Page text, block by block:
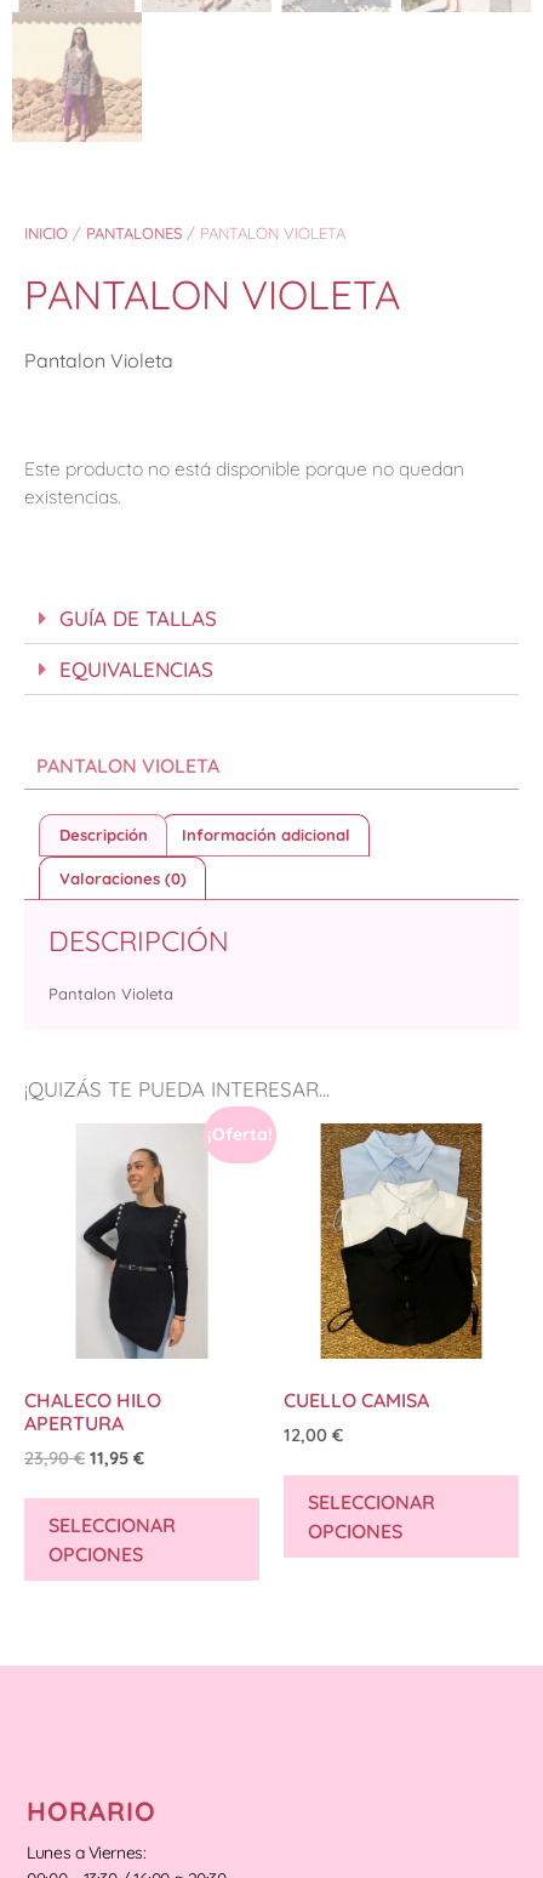
INICIO / PANTALONES / PANTALON VIOLETA
PANTALON VIOLETA
Pantalon Violeta
Este producto no está disponible porque no quedan
existencias.
GUÍA DE TALLAS
EQUIVALENCIAS
¡QUIZÁS TE PUEDA INTERESAR...
¡Oferta!
CHALECO HILO
APERTURA
23,90€ 11,95 €
SELECCIONAR
OPCIONES
CUELLO CAMISA
12,00 €
SELECCIONAR
OPCIONES
PANTALON VIOLETA
Descripción Información adicional
Valoraciones (0)
DESCRIPCIÓN
Pantalon Violeta
HORARIO
Lunes a Viernes: